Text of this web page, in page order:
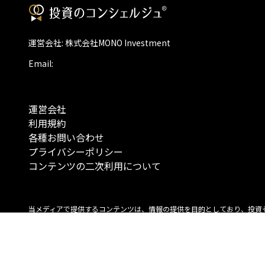
運営会社: 株式会社MONO Investment
Email:
運営会社
利用規約
各種お問い合わせ
プライバシーポリシー
コンテンツの二次利用について
当メディアで提供するコンテンツは、情報の提供を目的としており、投資